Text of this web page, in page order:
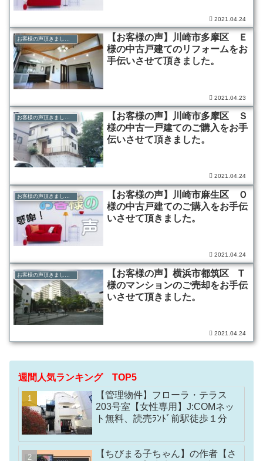
2021.04.24
お客様の声頂きました！
【お客様の声】川崎市多摩区 Ｅ
様の中古戸建てのリフォームをお
手伝いさせて頂きました。
2021.04.23
お客様の声頂きました！
【お客様の声】川崎市多摩区 Ｓ
様の中古一戸建てのご購入をお手
伝いさせて頂きました。
2021.04.24
お客様の声頂きました！
【お客様の声】川崎市麻生区 Ｏ
様の中古戸建てのご購入をお手伝
いさせて頂きました。
2021.04.24
【お客様の声】横浜市都筑区 T
様のマンションのご売却をお手伝
いさせて頂きました。
2021.04.24
週間人気ランキング TOP5
【管理物件】フローラ・テラス
203号室【女性専用】J:COMネッ
ト無料、読売ﾗﾝﾄﾞ前駅徒歩１分
【ちびまる子ちゃん】の作者【さ